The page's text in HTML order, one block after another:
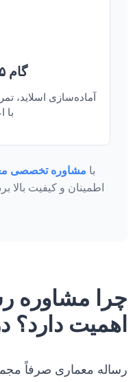
گام ۵: دفاع و ارائه
آماده‌سازی اسلاید،
با
با مشاوره تخصصی
اطمینان و کیفیت بالا
چرا مشاوره
اهمیت
رساله معماری صرفاً